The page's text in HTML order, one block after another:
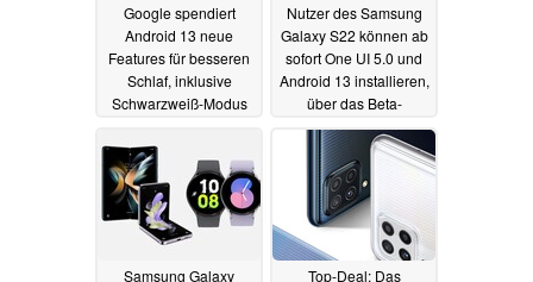
Google spendiert
Android 13 neue
Features für besseren
Schlaf, inklusive
Schwarzweiß-Modus
Nutzer des Samsung
Galaxy S22 können ab
sofort One UI 5.0 und
Android 13 installieren,
über das Beta-
Programm05.08.2022
Samsung Galaxy
Top-Deal: Das